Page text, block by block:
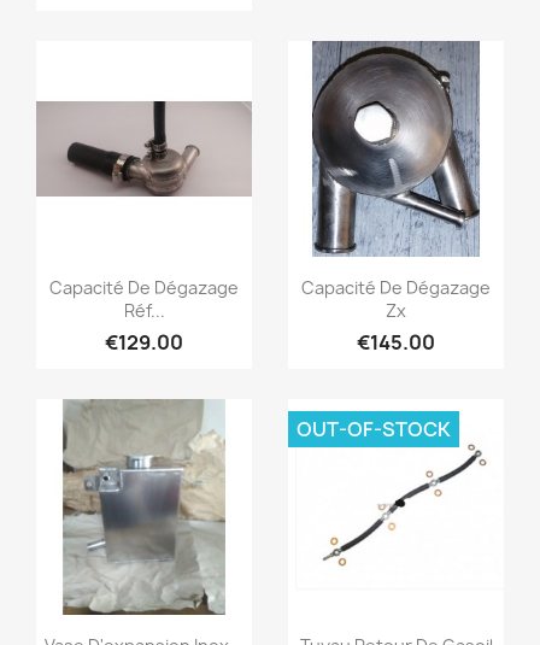
Quick view
Capacité De Dégazage
Réf...
€129.00
Quick view
Capacité De Dégazage
Zx
€145.00
Quick view Quick view
OUT-OF-STOCK